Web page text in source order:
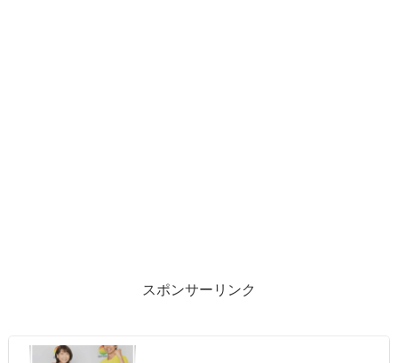
スポンサーリンク